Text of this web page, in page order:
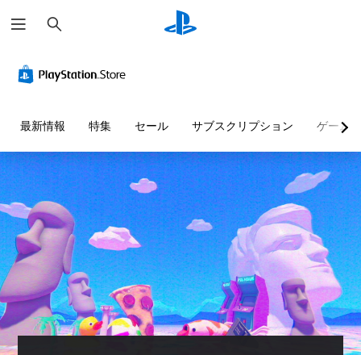
索
最新情報 特集 セール サブスクリプション ゲーム